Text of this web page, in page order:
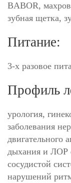
BABOR,
зубная щетка,
Питание:
3-х разовое
Профиль
урология,
заболевания
двигательного
дыхания и ЛОР
сосудистой
нарушений